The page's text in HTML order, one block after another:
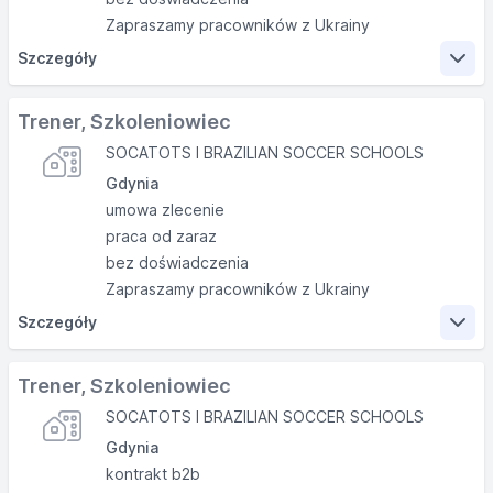
Zapraszamy pracowników z Ukrainy
Szczegóły
Zakres obowiązków
Do zadań osoby na tym stanowisku należeć będzie:
• prowadzenie zajęć ruchowych dla dzieci w wieku
przedszkolnym, zgodnie ze standardami Socatots,
• dbanie o dobry kontakt z dziećmi oraz ich rodzicami,
• dbanie o bezpieczeństwo dzieci i prawidłowy przebieg
• dbanie o rozwój grup zajęciowych.
Wymagania
Nasze wymagania:
• mile widziane doświadczenie w pracy z dziećmi w
wieku przedszkolnym,
• wykształcenie wyższe lub w trakcie studiów:
Trener, Szkoleniowiec
SOCATOTS I BRAZILIAN SOCCER SCHOOLS
Gdynia
umowa zlecenie
praca od zaraz
bez doświadczenia
Zapraszamy pracowników z Ukrainy
Szczegóły
Zakres obowiązków
Do zadań osoby na tym stanowisku należeć będzie:
• prowadzenie zajęć ruchowych dla dzieci w wieku
przedszkolnym, zgodnie ze standardami Socatots,
Trener, Szkoleniowiec
SOCATOTS I BRAZILIAN SOCCER SCHOOLS
Gdynia
kontrakt b2b